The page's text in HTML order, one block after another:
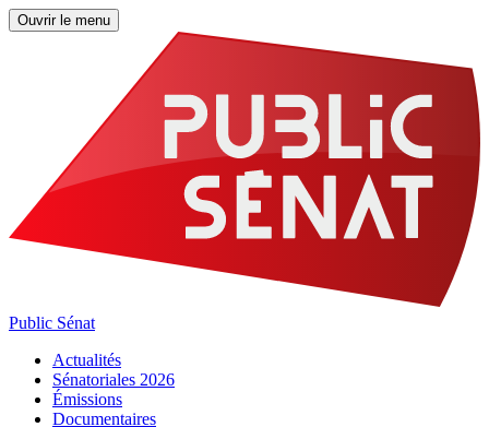
Ouvrir le menu
Public Sénat
Actualités
Sénatoriales 2026
Émissions
Documentaires